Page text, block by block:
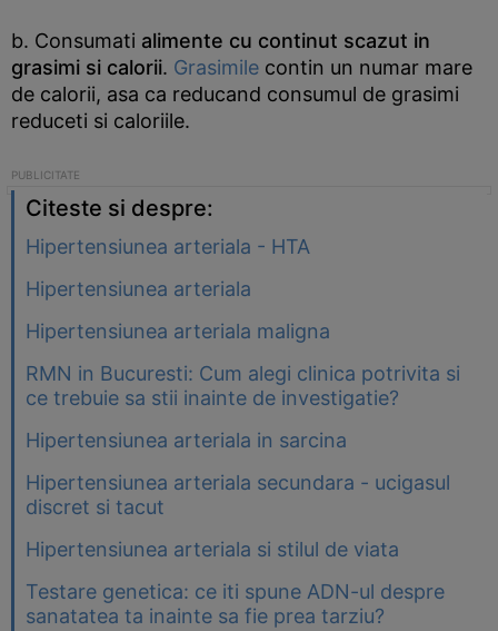
b. Consumati alimente cu continut scazut in
grasimi si calorii. Grasimile contin un numar mare
de calorii, asa ca reducand consumul de grasimi
reduceti si caloriile.
Citeste si despre:
Hipertensiunea arteriala - HTA
Hipertensiunea arteriala
Hipertensiunea arteriala maligna
RMN in Bucuresti: Cum alegi clinica potrivita si
ce trebuie sa stii inainte de investigatie?
Hipertensiunea arteriala in sarcina
Hipertensiunea arteriala secundara - ucigasul
discret si tacut
Hipertensiunea arteriala si stilul de viata
Testare genetica: ce iti spune ADN-ul despre
sanatatea ta inainte sa fie prea tarziu?